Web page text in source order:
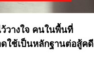
วางใจ คนในพื้นที่
ดใช้เป็นหลักฐานต่อสู้คดี